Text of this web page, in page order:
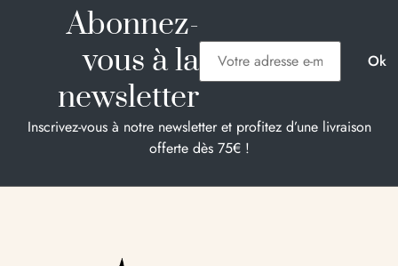
Abonnez-
vous à la
newsletter
Inscrivez-vous à notre newsletter et profitez d’une livraison
offerte dès 75€ !